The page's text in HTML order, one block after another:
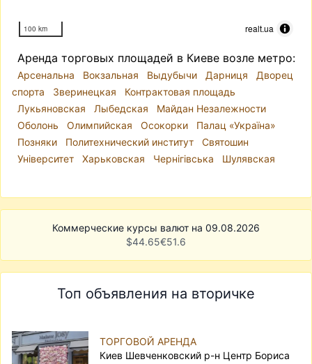
100 km realt.ua
Аренда торговых площадей в Киеве возле метро:
Арсенальна Вокзальная Выдубычи Дарниця
Дворец
спорта
Зверинецкая
Контрактовая площадь
Лукьяновская
Лыбедская
Майдан Незалежности
Оболонь
Олимпийская Осокорки
Палац «Україна»
Позняки
Политехнический институт
Святошин
Університет
Харьковская Чернігівська Шулявская
Коммерческие курсы валют на 09.08.2026
$44.65€51.6
Топ объявления на вторичке
ТОРГОВОЙ АРЕНДА
Киев Шевченковский р-н Центр Бориса